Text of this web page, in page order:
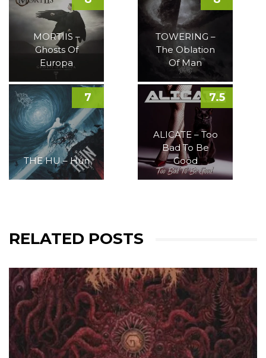
MORTIIS –
Ghosts Of
Europa
TOWERING –
The Oblation
Of Man
THE HU – Hun
7
ALICATE – Too
Bad To Be
Good
7.5
RELATED POSTS